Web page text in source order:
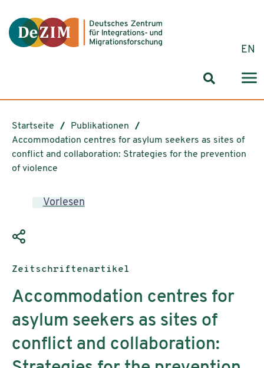
EN
Startseite
Publikationen
Accommodation centres for asylum seekers as sites of
conflict and collaboration: Strategies for the prevention
of violence
Vorlesen
Publikationstyp:
Zeitschriftenartikel
Accommodation centres for
asylum seekers as sites of
conflict and collaboration: